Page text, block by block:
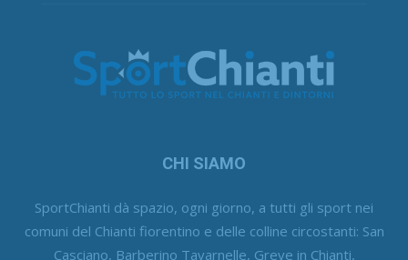
CHI SIAMO
SportChianti dà spazio, ogni giorno, a tutti gli sport nei
comuni del Chianti fiorentino e delle colline circostanti: San
Casciano, Barberino Tavarnelle, Greve in Chianti,